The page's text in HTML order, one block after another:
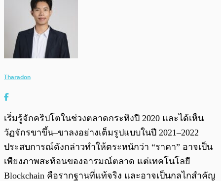
Tharadon
เริ่มรู้จักคริปโตในช่วงตลาดกระทิงปี 2020 และได้เห็น
วัฏจักรขาขึ้น–ขาลงอย่างเต็มรูปแบบในปี 2021–2022
ประสบการณ์ดังกล่าวทำให้ตระหนักว่า “ราคา” อาจเป็น
เพียงภาพสะท้อนของอารมณ์ตลาด แต่เทคโนโลยี
Blockchain คือรากฐานที่แท้จริง และอาจเป็นกลไกสำคัญ